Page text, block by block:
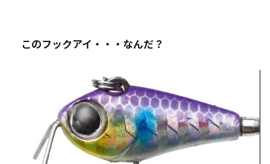
このフックアイ・・・なんだ？